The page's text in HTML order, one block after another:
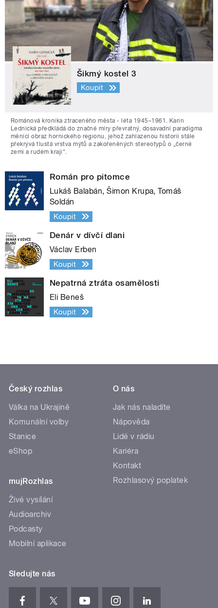
Šikmý kostel 3
Koupit
Románová kronika ztraceného města - léta 1945–1961. Karin
Lednická předkládá do značné míry převratný, dosavadní paradigma
měnící obraz hornického regionu, jehož zahlazenou historii stále
překrývá tlustá vrstva mýtů a zakořeněných stereotypů o „černé
zemi a rudém kraji“.
Román pro pitomce
Lukáš Balabán, Šimon Krupa, Tomáš
Soldán
Koupit
Denár v dívčí dlani
Václav Erben
Koupit
Nepatrná ztráta osamělosti
Eli Beneš
Koupit
Český rozhlas
Válka na Ukrajině
Komunální volby
Stanice
eShop
mujRozhlas
Živé vysílání
Audioarchiv
Podcasty
Mobilní aplikace
O nás
Jak nás naladíte
Nápověda
Lidé v rádiu
Kariéra
Kontakt
Rozhlasový poplatek
Sledujte nás